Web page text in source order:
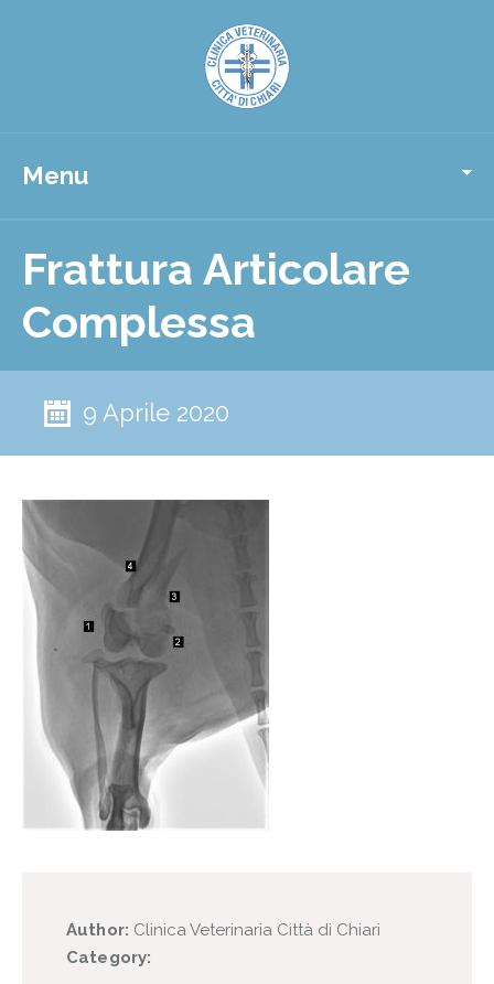
Menu
Frattura Articolare
Complessa
9 Aprile 2020
Author: Clinica Veterinaria Città di Chiari
Category: